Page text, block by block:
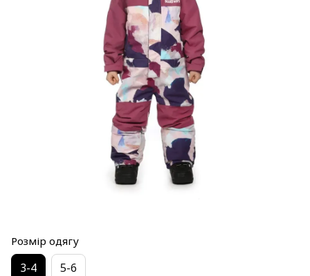
Розмір одягу
3-4 5-6